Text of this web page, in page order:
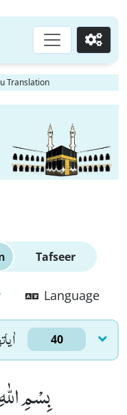
Go
Translation
Tafseer
Language
40
بِسْمِ